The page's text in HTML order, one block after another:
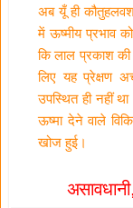
अब यूँ ही
में ऊष्मीय प्रभाव
कि लाल प्रकाश
लिए यह प्रेक्षण
उपस्थित ही नहीं
ऊष्मा देने वाले
खोज हुई।